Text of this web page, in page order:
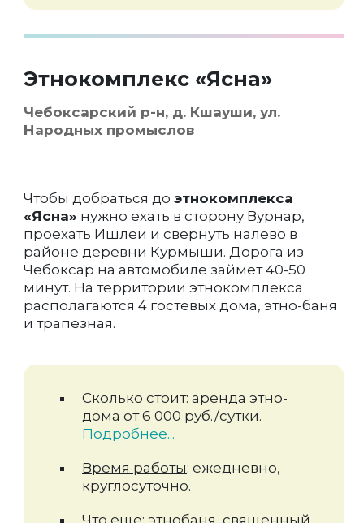
Этнокомплекс «Ясна»
Чебоксарский р-н, д. Кшауши, ул.
Народных промыслов
Чтобы добраться до этнокомплекса
«Ясна» нужно ехать в сторону Вурнар,
проехать Ишлеи и свернуть налево в
районе деревни Курмыши. Дорога из
Чебоксар на автомобиле займет 40-50
минут. На территории этнокомплекса
располагаются 4 гостевых дома, этно-баня
и трапезная.
Сколько стоит: аренда этно-
дома от 6 000 руб./сутки.
Подробнее...
Время работы: ежедневно,
круглосуточно.